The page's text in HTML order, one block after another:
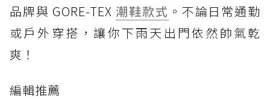
品牌與 GORE-TEX 潮鞋款式 。不論日常通勤
或戶外穿搭，讓你下雨天出門依然帥氣乾
爽！
編輯推薦